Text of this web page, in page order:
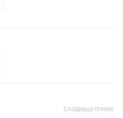
Следваща статия